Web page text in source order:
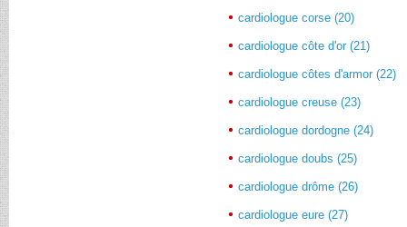
cardiologue corse (20)
cardiologue côte d'or (21)
cardiologue côtes d'armor (22)
cardiologue creuse (23)
cardiologue dordogne (24)
cardiologue doubs (25)
cardiologue drôme (26)
cardiologue eure (27)